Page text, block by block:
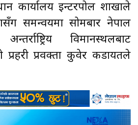
कार्यालय इन्टरपोल शाखाले
समन्वयमा सोमबार नेपाल
विमानस्थलबाट
प्रहरी प्रवक्ता कुवेर कडायतले